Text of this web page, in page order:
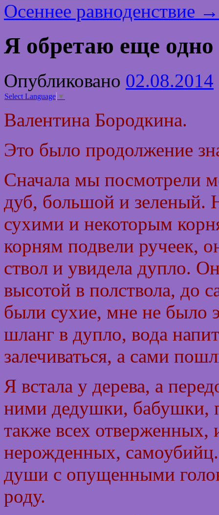
Осеннее равноденствие →
Я обретаю еще
Опубликовано 02.08.2014
Select Language ▼
Валентина Бородкина.
Это было продолжение
Сначала мы посмотрели
дуб, большой и зеленый.
сухими и некоторым
корням подвели ручеек,
ствол и увидела дупло.
высотой в полствола, до
были сухие, мне не было
шланг в дупло, вода
залечиваться, а сами
Я встала у дерева, а
ними дедушки, бабушки,
также всех отверженных,
нерожденных,
души с опущенными
роду.